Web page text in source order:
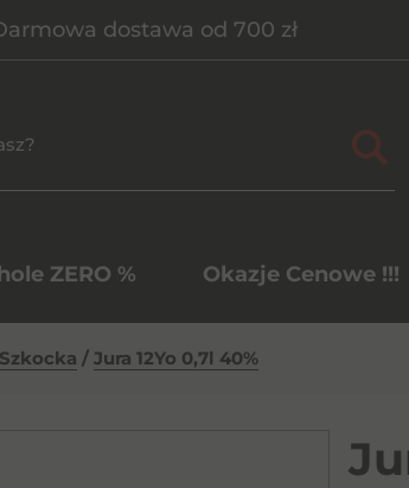
dostawa od 700 zł
ZERO % Okazje Cenowe !!!
/ Jura 12Yo 0,7l 40%